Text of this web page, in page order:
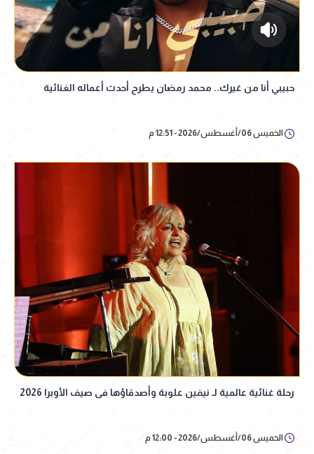
حبيبي أنا من غيرك.. محمد رمضان يطرح أحدث أعماله الغنائية
الخميس 06/أغسطس/2026 - 12:51 م
رحلة غنائية عالمية لـ نيفين علوبة وأصدقاؤها فى صيف الأوبرا 2026
الخميس 06/أغسطس/2026 - 12:00 م